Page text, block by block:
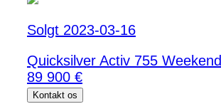
Solgt 2023-03-16
Quicksilver Activ 755 Weekend
89 900 €
Kontakt os